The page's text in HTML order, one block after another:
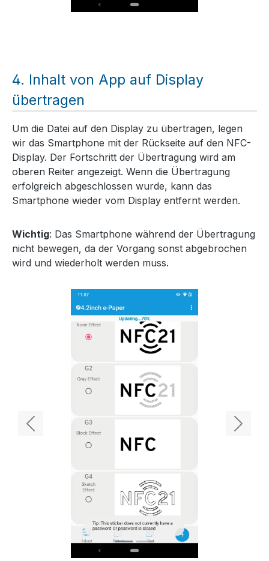
Inhalt von App auf Display
übertragen
Um die Datei auf den Display zu übertragen, legen
wir das Smartphone mit der Rückseite auf den NFC-
Display. Der Fortschritt der Übertragung wird am
oberen Reiter angezeigt. Wenn die Übertragung
erfolgreich abgeschlossen wurde, kann das
Smartphone wieder vom Display entfernt werden.
Wichtig: Das Smartphone während der Übertragung
nicht bewegen, da der Vorgang sonst abgebrochen
wird und wiederholt werden muss.
Previous Next